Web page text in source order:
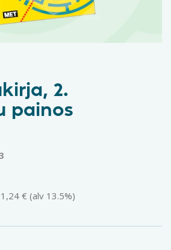
2.
painos
€ (alv 13.5%)